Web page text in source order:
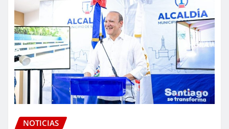
NOTICIAS